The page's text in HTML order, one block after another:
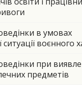
в умовах
воєнного
при
предметів